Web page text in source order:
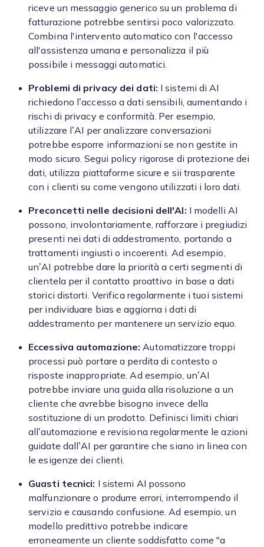
riceve un messaggio generico su un problema di
fatturazione potrebbe sentirsi poco valorizzato.
Combina l'intervento automatico con l'accesso
all'assistenza umana e personalizza il più
possibile i messaggi automatici.
Problemi di privacy dei dati: I sistemi di AI
richiedono l’accesso a dati sensibili, aumentando i
rischi di privacy e conformità. Per esempio,
utilizzare l’AI per analizzare conversazioni
potrebbe esporre informazioni se non gestite in
modo sicuro. Segui policy rigorose di protezione dei
dati, utilizza piattaforme sicure e sii trasparente
con i clienti su come vengono utilizzati i loro dati.
Preconcetti nelle decisioni dell'AI: I modelli AI
possono, involontariamente, rafforzare i pregiudizi
presenti nei dati di addestramento, portando a
trattamenti ingiusti o incoerenti. Ad esempio,
un’AI potrebbe dare la priorità a certi segmenti di
clientela per il contatto proattivo in base a dati
storici distorti. Verifica regolarmente i tuoi sistemi
per individuare bias e aggiorna i dati di
addestramento per mantenere un servizio equo.
Eccessiva automazione: Automatizzare troppi
processi può portare a perdita di contesto o
risposte inappropriate. Ad esempio, un’AI
potrebbe inviare una guida alla risoluzione a un
cliente che avrebbe bisogno invece della
sostituzione di un prodotto. Definisci limiti chiari
all’automazione e revisiona regolarmente le azioni
guidate dall’AI per garantire che siano in linea con
le esigenze dei clienti.
Guasti tecnici: I sistemi AI possono
malfunzionare o produrre errori, interrompendo il
servizio e causando confusione. Ad esempio, un
modello predittivo potrebbe indicare
erroneamente un cliente soddisfatto come "a